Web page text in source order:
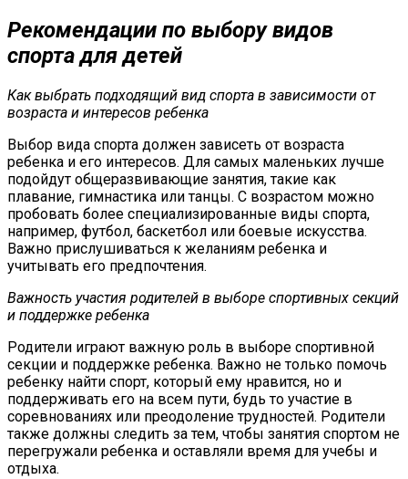
Рекомендации по выбору видов
спорта для детей
Как выбрать подходящий вид спорта в зависимости от
возраста и интересов ребенка
Выбор вида спорта должен зависеть от возраста
ребенка и его интересов. Для самых маленьких лучше
подойдут общеразвивающие занятия, такие как
плавание, гимнастика или танцы. С возрастом можно
пробовать более специализированные виды спорта,
например, футбол, баскетбол или боевые искусства.
Важно прислушиваться к желаниям ребенка и
учитывать его предпочтения.
Важность участия родителей в выборе спортивных секций
и поддержке ребенка
Родители играют важную роль в выборе спортивной
секции и поддержке ребенка. Важно не только помочь
ребенку найти спорт, который ему нравится, но и
поддерживать его на всем пути, будь то участие в
соревнованиях или преодоление трудностей. Родители
также должны следить за тем, чтобы занятия спортом не
перегружали ребенка и оставляли время для учебы и
отдыха.